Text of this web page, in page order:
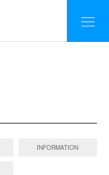
INFORMATION